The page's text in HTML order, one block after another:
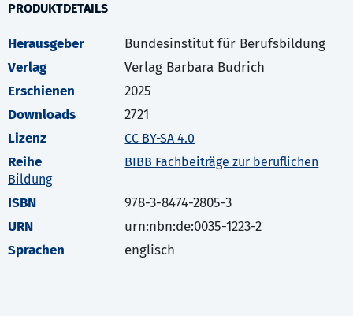
PRODUKTDETAILS
Herausgeber
Bundesinstitut für Berufsbildung
Verlag
Verlag Barbara Budrich
Erschienen
2025
Downloads
2721
Lizenz
CC BY-SA 4.0
Reihe
BIBB Fachbeiträge zur beruflichen
Bildung
ISBN
978-3-8474-2805-3
URN
urn:nbn:de:0035-1223-2
Sprachen
englisch